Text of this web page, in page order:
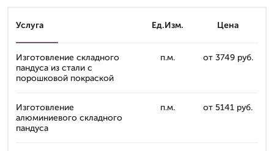
Услуга Ед.Изм. Цена
Изготовление складного
пандуса из стали с
порошковой покраской
п.м. от 3749 руб.
Изготовление
алюминиевого складного
пандуса
п.м. от 5141 руб.